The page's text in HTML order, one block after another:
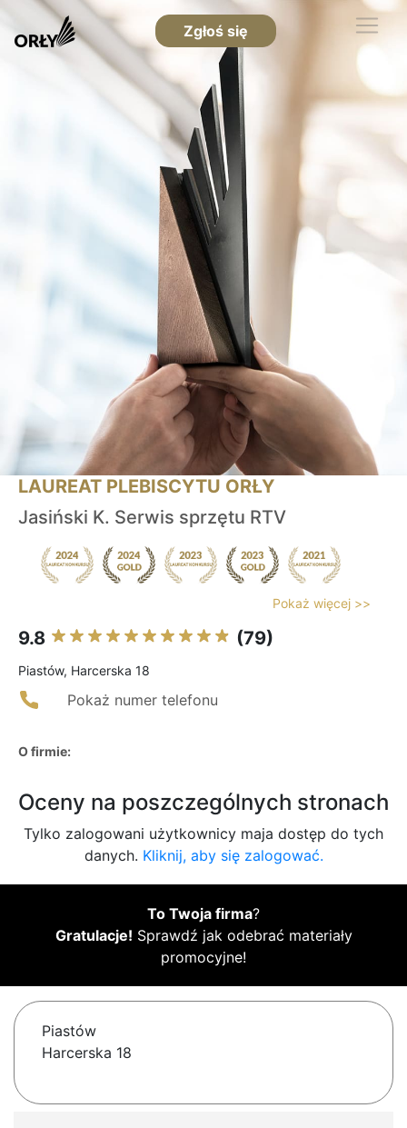
Zgłoś się
LAUREAT PLEBISCYTU ORŁY
Jasiński K. Serwis sprzętu RTV
Pokaż więcej >>
9.8 (79)
Piastów, Harcerska 18
Pokaż numer telefonu
O firmie:
Oceny na poszczególnych stronach
Tylko zalogowani użytkownicy maja dostęp do tych
danych. Kliknij, aby się zalogować.
To Twoja firma?
Gratulacje! Sprawdź jak odebrać materiały
promocyjne!
Piastów
Harcerska 18